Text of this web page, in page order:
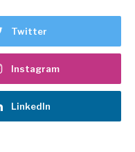
Twitter
Instagram
LinkedIn